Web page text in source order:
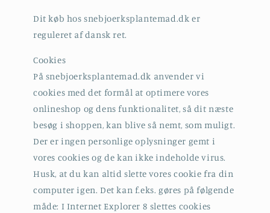
Dit køb hos snebjoerksplantemad.dk er
reguleret af dansk ret.
Cookies
På snebjoerksplantemad.dk anvender vi
cookies med det formål at optimere vores
onlineshop og dens funktionalitet, så dit næste
besøg i shoppen, kan blive så nemt, som muligt.
Der er ingen personlige oplysninger gemt i
vores cookies og de kan ikke indeholde virus.
Husk, at du kan altid slette vores cookie fra din
computer igen. Det kan f.eks. gøres på følgende
måde: I Internet Explorer 8 slettes cookies